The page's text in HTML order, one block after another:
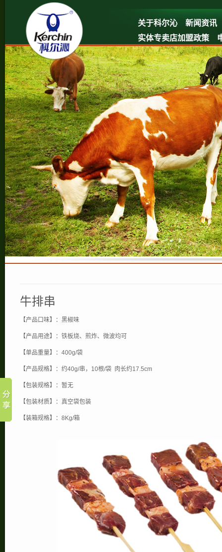
关于科尔沁
新闻资讯
实体专卖店加盟政策
牛排串
【产品口味】：黑椒味
【产品用途】：铁板烧、煎炸、微波均可
【单品重量】：400g/袋
【产品规格】：约40g/串，10根/袋 肉长约17.5cm
【包装规格】：暂无
【包装材质】：真空袋包装
【装箱规格】：8Kg/箱